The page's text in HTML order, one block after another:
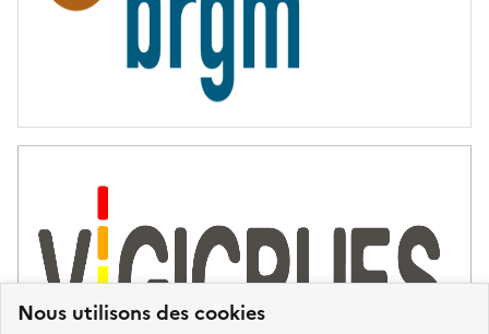
Nous utilisons des cookies